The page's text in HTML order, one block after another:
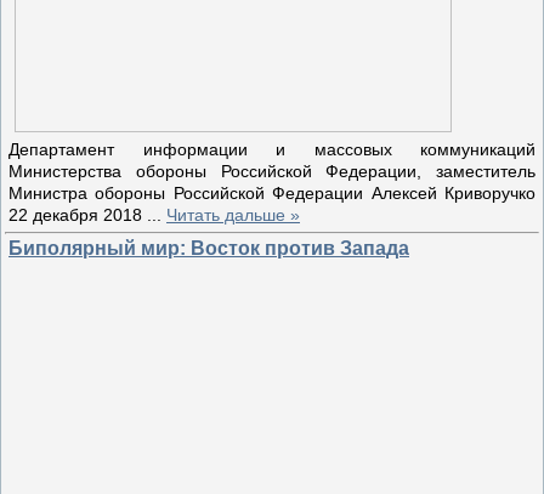
Департамент информации и массовых коммуникаций
Министерства обороны Российской Федерации, заместитель
Министра обороны Российской Федерации Алексей Криворучко
22 декабря 2018
Читать дальше »
Биполярный мир: Восток против Запада